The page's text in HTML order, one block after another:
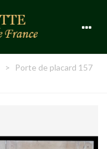
>
Porte de placard 157